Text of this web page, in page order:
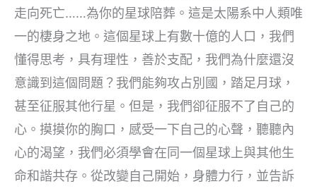
走向死亡……為你的星球陪葬。這是太陽系中人類唯
一的棲身之地。這個星球上有數十億的人口，我們
懂得思考，具有理性，善於支配，我們為什麼還沒
意識到這個問題？我們能夠攻占別國，踏足月球，
甚至征服其他行星。但是，我們卻征服不了自己的
心。摸摸你的胸口，感受一下自己的心聲，聽聽內
心的渴望，我們必須學會在同一個星球上與其他生
命和諧共存。從改變自己開始，身體力行，並告訴